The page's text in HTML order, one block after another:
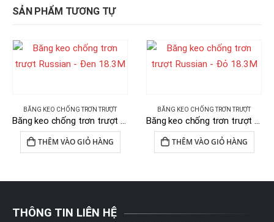
SẢN PHẨM TƯƠNG TỰ
BĂNG KEO CHỐNG TRƠN TRƯỢT
Băng keo chống trơn trượt Russian – Đen 18.3M
THÊM VÀO GIỎ HÀNG
BĂNG KEO CHỐNG TRƠN TRƯỢT
Băng keo chống trơn trượt Russian – Đỏ 18.3M
THÊM VÀO GIỎ HÀNG
THÔNG TIN LIÊN HỆ